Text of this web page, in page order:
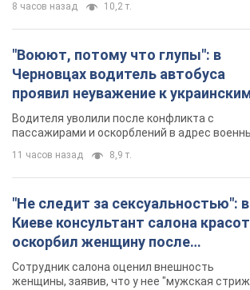
8 часов назад 10,2 т.
"Воюют, потому что глупы": в
Черновцах водитель автобуса
проявил неуважение к
военным и поплатился за это.
Видео
Водителя уволили после конфликта с
пассажирами и оскорблений в адрес
11 часов назад 8,9 т.
"Не следит за сексуальностью": в
Киеве консультант салона
оскорбил женщину после
химиотерапии, разгорелся
Фото
Сотрудник салона оценил внешность
женщины, заявив, что у нее "мужская